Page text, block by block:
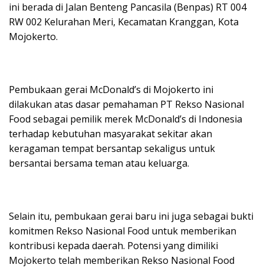
ini berada di Jalan Benteng Pancasila (Benpas) RT 004
RW 002 Kelurahan Meri, Kecamatan Kranggan, Kota
Mojokerto.
Pembukaan gerai McDonald’s di Mojokerto ini
dilakukan atas dasar pemahaman PT Rekso Nasional
Food sebagai pemilik merek McDonald’s di Indonesia
terhadap kebutuhan masyarakat sekitar akan
keragaman tempat bersantap sekaligus untuk
bersantai bersama teman atau keluarga.
Selain itu, pembukaan gerai baru ini juga sebagai bukti
komitmen Rekso Nasional Food untuk memberikan
kontribusi kepada daerah. Potensi yang dimiliki
Mojokerto telah memberikan Rekso Nasional Food